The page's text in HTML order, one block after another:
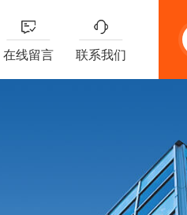
在线留言 联系我们